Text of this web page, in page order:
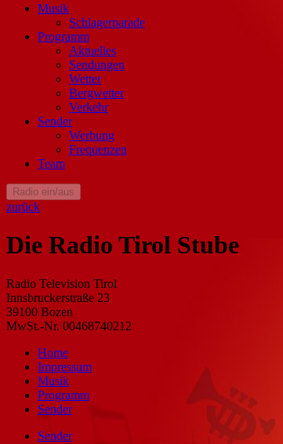
Musik
Schlagerparade
Programm
Aktuelles
Sendungen
Wetter
Bergwetter
Verkehr
Sender
Werbung
Frequenzen
Team
Radio ein/aus
zurück
Die Radio Tirol Stube
Radio Television Tirol
Innsbruckerstraße 23
39100 Bozen
MwSt.-Nr. 00468740212
Home
Impressum
Musik
Programm
Sender
Sender